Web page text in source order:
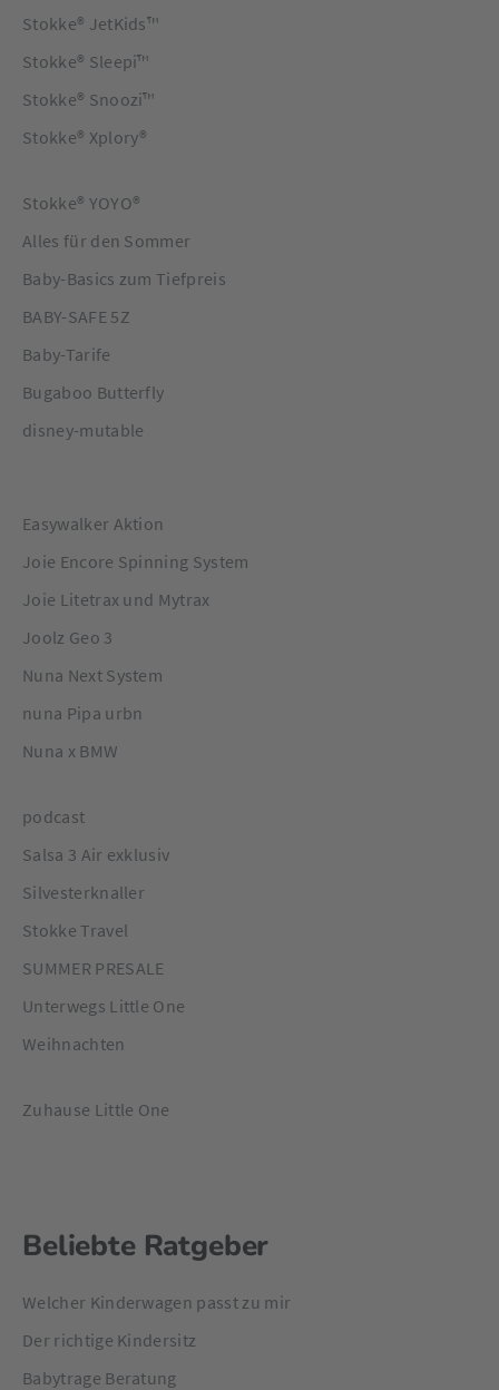
Stokke® JetKids™
Stokke® Sleepi™
Stokke® Snoozi™
Stokke® Xplory®
Stokke® YOYO®
Alles für den Sommer
Baby-Basics zum Tiefpreis
BABY-SAFE 5Z
Baby-Tarife
Bugaboo Butterfly
disney-mutable
Easywalker Aktion
Joie Encore Spinning System
Joie Litetrax und Mytrax
Joolz Geo 3
Nuna Next System
nuna Pipa urbn
Nuna x BMW
podcast
Salsa 3 Air exklusiv
Silvesterknaller
Stokke Travel
SUMMER PRESALE
Unterwegs Little One
Weihnachten
Zuhause Little One
Beliebte Ratgeber
Welcher Kinderwagen passt zu mir
Der richtige Kindersitz
Babytrage Beratung